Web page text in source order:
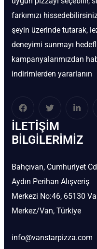
farkımızı
şeyin üzerinde tutarak,
deneyimi sunmayı
kampanyalarımızdan
indirimlerden yararlanın
İLETIŞIM
BİLGILERIMIZ
Bahçıvan, Cumhuriyet
Aydın Perihan Alışveriş
Merkezi No:46, 65130
Merkez/Van, Türkiye
info@vanstarpizza.com